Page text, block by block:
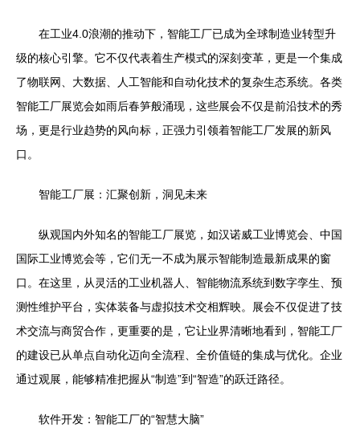
在工业4.0浪潮的推动下，智能工厂已成为全球制造业转型升
级的核心引擎。它不仅代表着生产模式的深刻变革，更是一个集成
了物联网、大数据、人工智能和自动化技术的复杂生态系统。各类
智能工厂展览会如雨后春笋般涌现，这些展会不仅是前沿技术的秀
场，更是行业趋势的风向标，正强力引领着智能工厂发展的新风
口。
智能工厂展：汇聚创新，洞见未来
纵观国内外知名的智能工厂展览，如汉诺威工业博览会、中国
国际工业博览会等，它们无一不成为展示智能制造最新成果的窗
口。在这里，从灵活的工业机器人、智能物流系统到数字孪生、预
测性维护平台，实体装备与虚拟技术交相辉映。展会不仅促进了技
术交流与商贸合作，更重要的是，它让业界清晰地看到，智能工厂
的建设已从单点自动化迈向全流程、全价值链的集成与优化。企业
通过观展，能够精准把握从“制造”到“智造”的跃迁路径。
软件开发：智能工厂的“智慧大脑”